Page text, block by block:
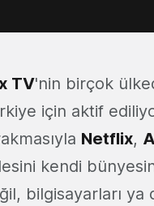
TV'nin birçok
için aktif
Netflix,
kendi
bilgisayarları